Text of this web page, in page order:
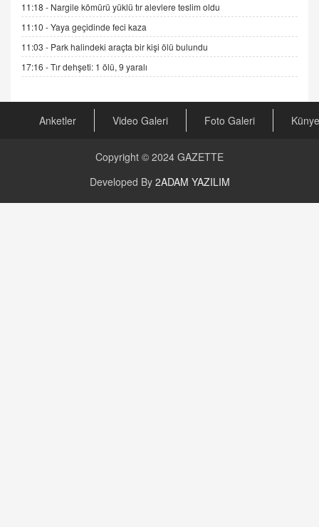
GÖNÜL MENEKŞE
Şifacının Yolu
04.11.2025 12:56
Kira Uyuşmazlıklarında Dava Açmadan Önce
Arabulucuya Başvuru Şartı
23.09.2023 16:30
CAN UĞURATEŞ
16.12.2024 14:16
11:18 - Nargile kömürü yüklü tır alevlere teslim oldu
11:10 -Yaya geçidinde feci kaza
11:03 - Park halindeki araçta bir kişi ölü bulundu
17:16 -Tır dehşeti: 1 ölü, 9 yaralı
Anketler Video Galeri Foto Galeri Künye
Copyright © 2024 GAZETTE
Developed By 2ADAM YAZILIM